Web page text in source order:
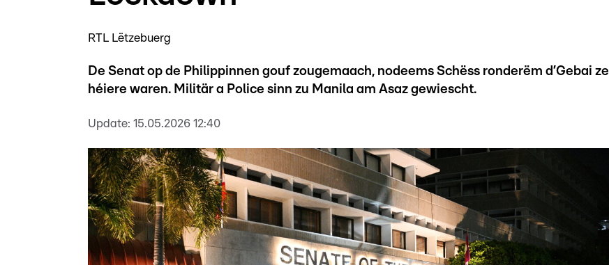
RTL Lëtzebuerg
De Senat op de Philippinnen gouf zougemaach, nodeems Schëss ronderëm d’Gebai ze
héiere waren. Militär a Police sinn zu Manila am Asaz gewiescht.
Update: 15.05.2026 12:40